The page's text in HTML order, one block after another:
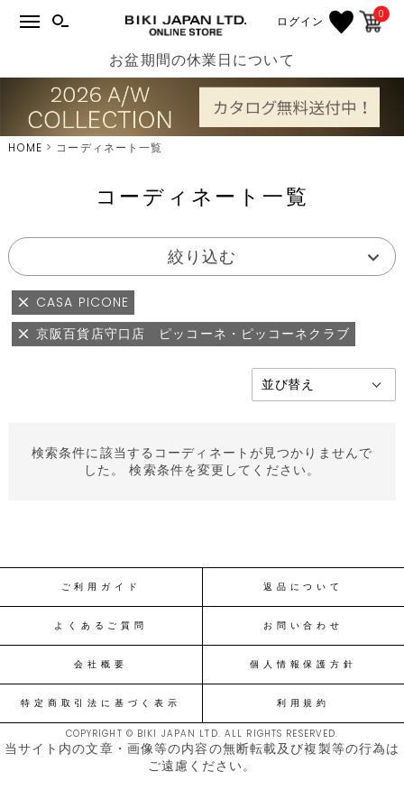
ログイン 0
お盆期間の休業日について
HOME コーディネート一覧
コーディネート一覧
絞り込む
CASA PICONE
京阪百貨店守口店 ピッコーネ・ピッコーネクラブ
検索条件に該当するコーディネートが見つかりませんで
した。 検索条件を変更してください。
ご利用ガイド 返品について
よくあるご質問 お問い合わせ
会社概要 個人情報保護方針
特定商取引法に基づく表示 利用規約
COPYRIGHT © BIKI JAPAN LTD. ALL RIGHTS RESERVED.
当サイト内の文章・画像等の内容の無断転載及び複製等の行為は
ご遠慮ください。